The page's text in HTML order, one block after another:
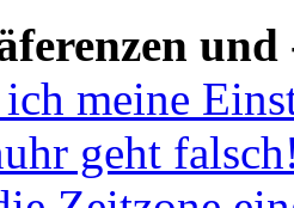
und
meine
geht